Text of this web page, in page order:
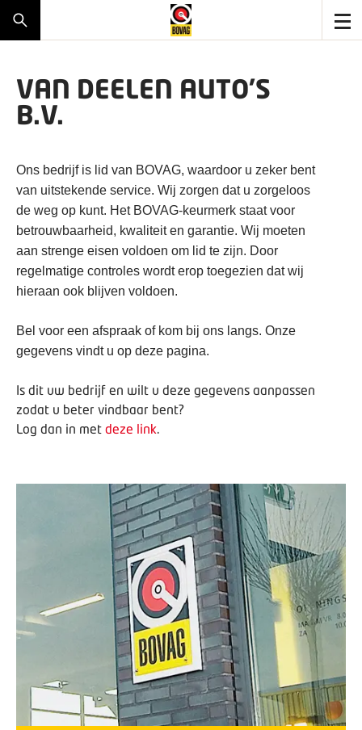
VAN DEELEN AUTO'S
B.V.
Ons bedrijf is lid van BOVAG, waardoor u zeker bent
van uitstekende service. Wij zorgen dat u zorgeloos
de weg op kunt. Het BOVAG-keurmerk staat voor
betrouwbaarheid, kwaliteit en garantie. Wij moeten
aan strenge eisen voldoen om lid te zijn. Door
regelmatige controles wordt erop toegezien dat wij
hieraan ook blijven voldoen.
Bel voor een afspraak of kom bij ons langs. Onze
gegevens vindt u op deze pagina.
Is dit uw bedrijf en wilt u deze gegevens aanpassen
zodat u beter vindbaar bent?
Log dan in met deze link.